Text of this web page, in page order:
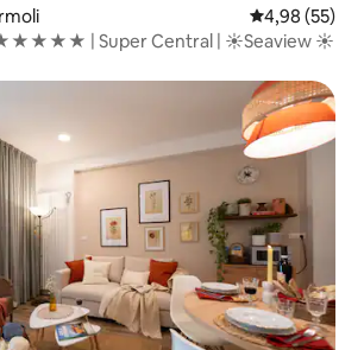
Średnia
4,98 (55)
| Super Central | ☀Seaview ☀